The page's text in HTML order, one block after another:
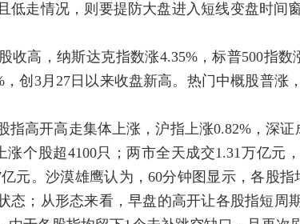
低走情况，则要提防大盘进入短线变盘时间
高，纳斯达克指数涨4.35%，标普500指数
创3月27日以来收盘新高。热门中概股普涨
高开高走集体上涨，沪指上涨0.82%，深证
涨个股超4100只；两市全天成交1.31万亿元
元。沙漠雄鹰认为，60分钟图显示，各股
态；从形态来看，早盘的高开让各股指短周